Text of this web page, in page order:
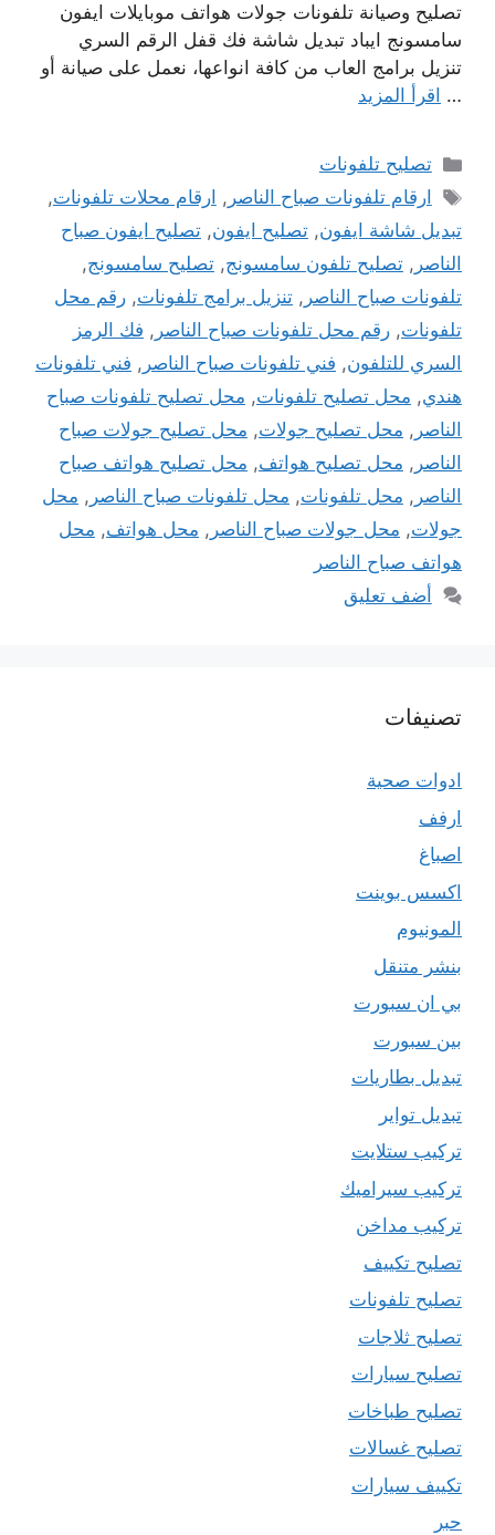
تصليح وصيانة تلفونات جولات هواتف موبايلات ايفون
سامسونج ايباد تبديل شاشة فك قفل الرقم السري
تنزيل برامج العاب من كافة انواعها، نعمل على صيانة أو
… اقرأ المزيد
التصنيفات
تصليح تلفونات
الوسوم
ارقام تلفونات صباح الناصر , ارقام محلات تلفونات,
تبديل شاشة ايفون, تصليح ايفون, تصليح ايفون صباح
الناصر , تصليح تلفون سامسونج, تصليح سامسونج,
تلفونات صباح الناصر , تنزيل برامج تلفونات, رقم محل
تلفونات, رقم محل تلفونات صباح الناصر , فك الرمز
السري للتلفون, فني تلفونات صباح الناصر , فني تلفونات
هندي, محل تصليح تلفونات, محل تصليح تلفونات صباح
الناصر , محل تصليح جولات, محل تصليح جولات صباح
الناصر , محل تصليح هواتف, محل تصليح هواتف صباح
الناصر , محل تلفونات, محل تلفونات صباح الناصر , محل
جولات, محل جولات صباح الناصر , محل هواتف, محل
هواتف صباح الناصر
أضف تعليق
تصنيفات
ادوات صحية
ارفف
اصباغ
اكسس بوينت
المونيوم
بنشر متنقل
بي ان سبورت
بين سبورت
تبديل بطاريات
تبديل تواير
تركيب ستلايت
تركيب سيراميك
تركيب مداخن
تصليح تكييف
تصليح تلفونات
تصليح ثلاجات
تصليح سيارات
تصليح طباخات
تصليح غسالات
تكييف سيارات
حبر